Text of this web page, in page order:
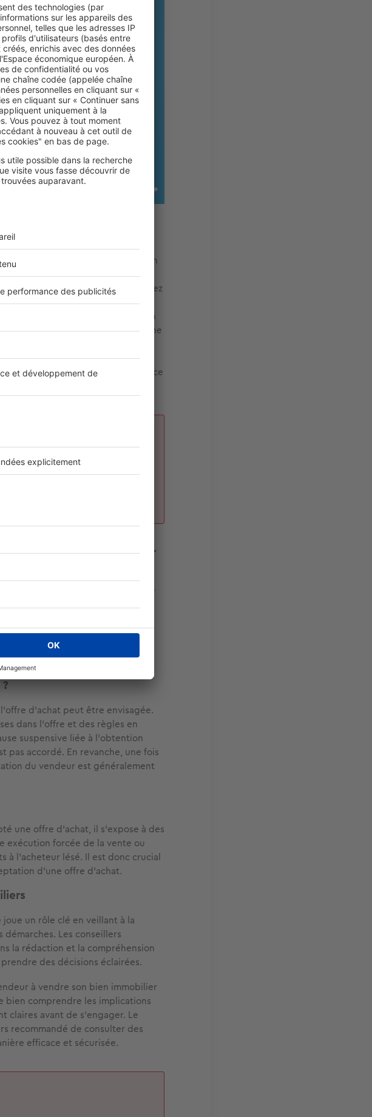
temps
durée de validité limitée. Par
répondre à l'offre d'achat dans un
ce qui signifie que même si le
Si l'offre d'achat que vous avez
manifestant votre volonté d'être
proposées. Cette acceptation
acceptation sur uniquement une
vous, vendeur, qui devenez
potentiel. Vous formulez ce
et doit être non équivoque.
simplement des
juridiques.
vendre son bien immobilier
par la rencontre d'une offre
et d'une acceptation (portant sur
les parties manifestent leur
créé entre vendeur et acheteur
par la suite, vous souhaitez vous
votre responsabilité et vous
partie lésée.
d'achat peut être envisagée.
dans l'offre et des règles en
suspensive liée à l'obtention
accordé. En revanche, une fois
du vendeur est généralement
une offre d'achat, il s'expose à des
exécution forcée de la vente ou
à l'acheteur lésé. Il est donc crucial
d'une offre d'achat.
un rôle clé en veillant à la
Les conseillers
la rédaction et la compréhension
des décisions éclairées.
à vendre son bien immobilier
bien comprendre les implications
claires avant de s'engager. Le
recommandé de consulter des
efficace et sécurisée.